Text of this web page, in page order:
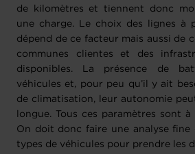
de kilomètres et tiennent donc
une charge. Le choix des lignes à
dépend de ce facteur mais aussi de
communes clientes et des
disponibles. La présence de
véhicules et, pour peu qu’il y ait
de climatisation, leur autonomie
longue. Tous ces paramètres sont
On doit donc faire une analyse fine
types de véhicules pour prendre les